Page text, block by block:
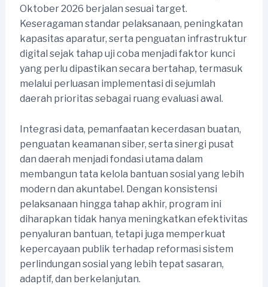
Oktober 2026 berjalan sesuai target.
Keseragaman standar pelaksanaan, peningkatan
kapasitas aparatur, serta penguatan infrastruktur
digital sejak tahap uji coba menjadi faktor kunci
yang perlu dipastikan secara bertahap, termasuk
melalui perluasan implementasi di sejumlah
daerah prioritas sebagai ruang evaluasi awal.
Integrasi data, pemanfaatan kecerdasan buatan,
penguatan keamanan siber, serta sinergi pusat
dan daerah menjadi fondasi utama dalam
membangun tata kelola bantuan sosial yang lebih
modern dan akuntabel. Dengan konsistensi
pelaksanaan hingga tahap akhir, program ini
diharapkan tidak hanya meningkatkan efektivitas
penyaluran bantuan, tetapi juga memperkuat
kepercayaan publik terhadap reformasi sistem
perlindungan sosial yang lebih tepat sasaran,
adaptif, dan berkelanjutan.